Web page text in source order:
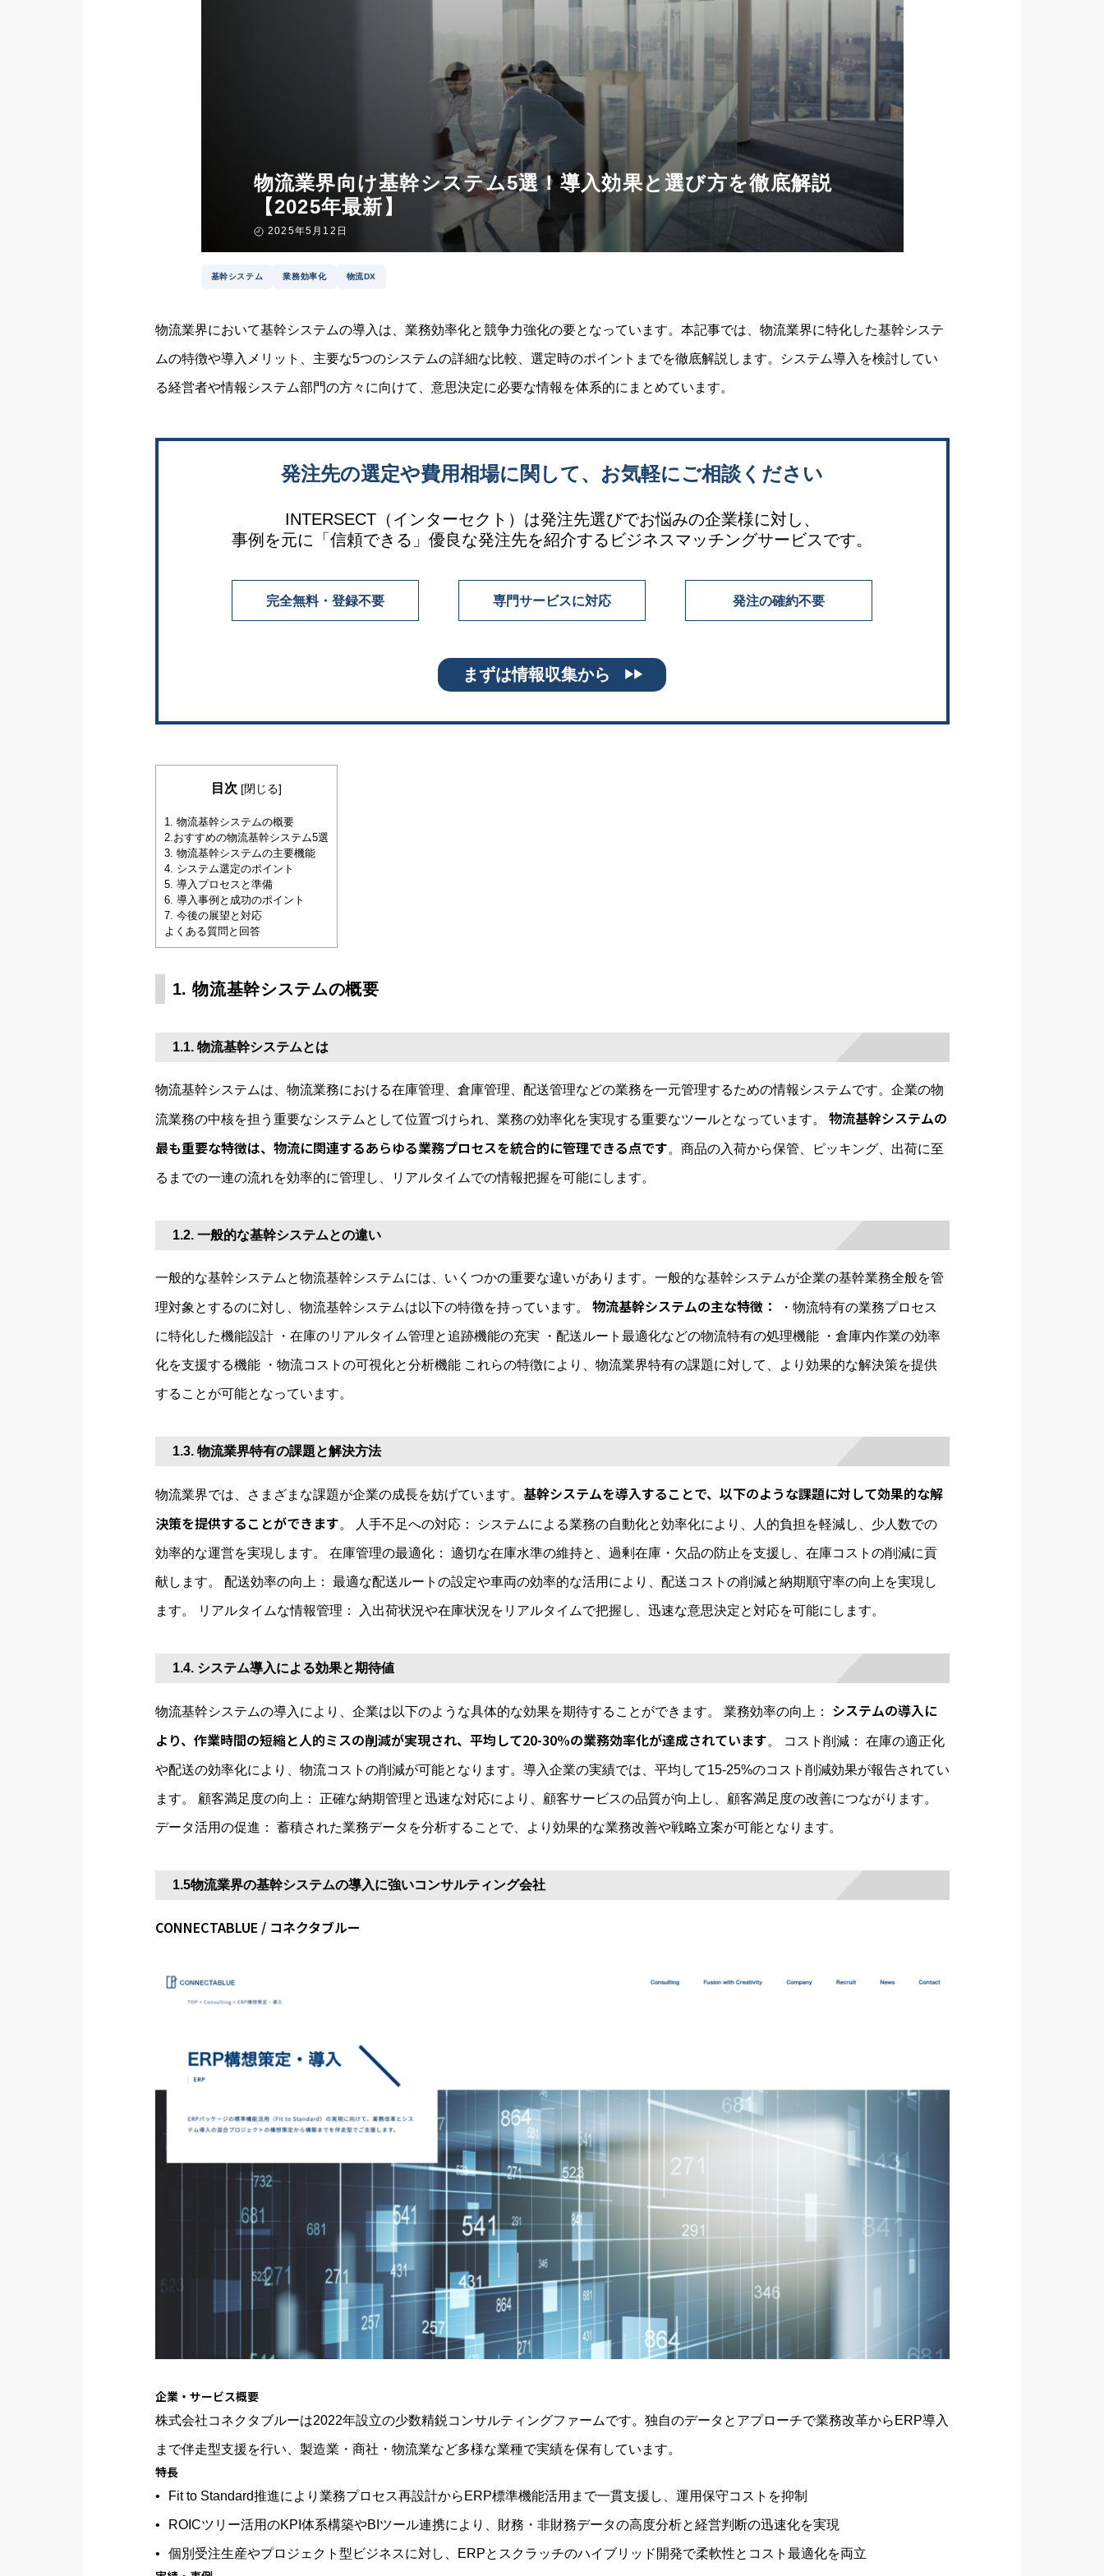
物流業界向け基幹システム5選！導入効果と選び方を徹底解説
【2025年最新】
2025年5月12日
基幹システム 業務効率化 物流DX
物流業界において基幹システムの導入は、業務効率化と競争力強化の要となっています。本記事では、物流業界に特化した基幹システ
ムの特徴や導入メリット、主要な5つのシステムの詳細な比較、選定時のポイントまでを徹底解説します。システム導入を検討してい
る経営者や情報システム部門の方々に向けて、意思決定に必要な情報を体系的にまとめています。
発注先の選定や費用相場に関して、お気軽にご相談ください
INTERSECT（インターセクト）は発注先選びでお悩みの企業様に対し、
事例を元に「信頼できる」優良な発注先を紹介するビジネスマッチングサービスです。
完全無料・登録不要 専門サービスに対応 発注の確約不要
まずは情報収集から ▶▶
目次 [閉じる]
1. 物流基幹システムの概要
2.おすすめの物流基幹システム5選
3. 物流基幹システムの主要機能
4. システム選定のポイント
5. 導入プロセスと準備
6. 導入事例と成功のポイント
7. 今後の展望と対応
よくある質問と回答
1. 物流基幹システムの概要
1.1. 物流基幹システムとは
物流基幹システムは、物流業務における在庫管理、倉庫管理、配送管理などの業務を一元管理するための情報システムです。企業の物
流業務の中核を担う重要なシステムとして位置づけられ、業務の効率化を実現する重要なツールとなっています。 物流基幹システムの
最も重要な特徴は、物流に関連するあらゆる業務プロセスを統合的に管理できる点です。商品の入荷から保管、ピッキング、出荷に至
るまでの一連の流れを効率的に管理し、リアルタイムでの情報把握を可能にします。
1.2. 一般的な基幹システムとの違い
一般的な基幹システムと物流基幹システムには、いくつかの重要な違いがあります。一般的な基幹システムが企業の基幹業務全般を管
理対象とするのに対し、物流基幹システムは以下の特徴を持っています。 物流基幹システムの主な特徴： ・物流特有の業務プロセス
に特化した機能設計 ・在庫のリアルタイム管理と追跡機能の充実 ・配送ルート最適化などの物流特有の処理機能 ・倉庫内作業の効率
化を支援する機能 ・物流コストの可視化と分析機能 これらの特徴により、物流業界特有の課題に対して、より効果的な解決策を提供
することが可能となっています。
1.3. 物流業界特有の課題と解決方法
物流業界では、さまざまな課題が企業の成長を妨げています。 基幹システムを導入することで、以下のような課題に対して効果的な解
決策を提供することができます。 人手不足への対応： システムによる業務の自動化と効率化により、人的負担を軽減し、少人数での
効率的な運営を実現します。 在庫管理の最適化： 適切な在庫水準の維持と、過剰在庫・欠品の防止を支援し、在庫コストの削減に貢
献します。 配送効率の向上： 最適な配送ルートの設定や車両の効率的な活用により、配送コストの削減と納期順守率の向上を実現し
ます。 リアルタイムな情報管理： 入出荷状況や在庫状況をリアルタイムで把握し、迅速な意思決定と対応を可能にします。
1.4. システム導入による効果と期待値
物流基幹システムの導入により、企業は以下のような具体的な効果を期待することができます。 業務効率の向上： システムの導入に
より、作業時間の短縮と人的ミスの削減が実現され、平均して20-30%の業務効率化が達成されています。 コスト削減： 在庫の適正化
や配送の効率化により、物流コストの削減が可能となります。導入企業の実績では、平均して15-25%のコスト削減効果が報告されてい
ます。 顧客満足度の向上： 正確な納期管理と迅速な対応により、顧客サービスの品質が向上し、顧客満足度の改善につながります。
データ活用の促進： 蓄積された業務データを分析することで、より効果的な業務改善や戦略立案が可能となります。
1.5物流業界の基幹システムの導入に強いコンサルティング会社
CONNECTABLUE / コネクタブルー
企業・サービス概要
株式会社コネクタブルーは2022年設立の少数精鋭コンサルティングファームです。独自のデータとアプローチで業務改革からERP導入
まで伴走型支援を行い、製造業・商社・物流業など多様な業種で実績を保有しています。
特長
Fit to Standard推進により業務プロセス再設計からERP標準機能活用まで一貫支援し、運用保守コストを抑制
ROICツリー活用のKPI体系構築やBIツール連携により、財務・非財務データの高度分析と経営判断の迅速化を実現
個別受注生産やプロジェクト型ビジネスに対し、ERPとスクラッチのハイブリッド開発で柔軟性とコスト最適化を両立